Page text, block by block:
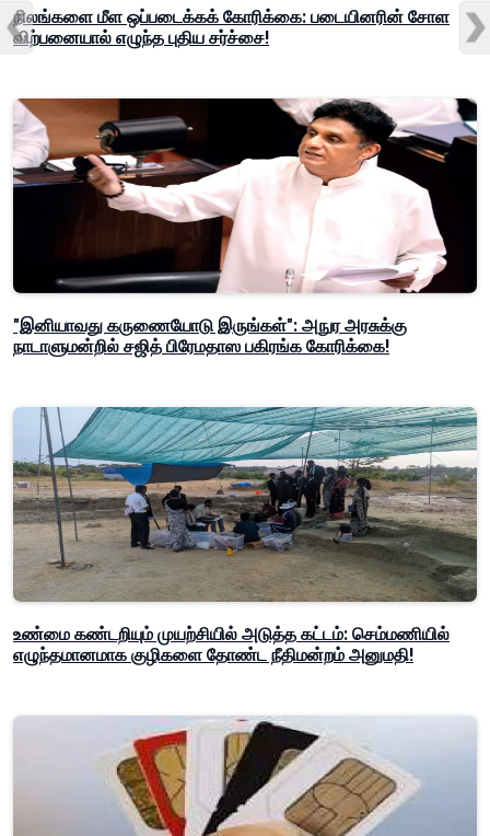
நிலங்களை மீள ஒப்படைக்கக் கோரிக்கை: படையினரின் சோள
விற்பனையால் எழுந்த புதிய சர்ச்சை!
"இனியாவது கருணையோடு இருங்கள்": அநுர அரசுக்கு
நாடாளுமன்றில் சஜித் பிரேமதாஸ பகிரங்க கோரிக்கை!
உண்மை கண்டறியும் முயற்சியில் அடுத்த கட்டம்: செம்மணியில்
எழுந்தமானமாக குழிகளை தோண்ட நீதிமன்றம் அனுமதி!